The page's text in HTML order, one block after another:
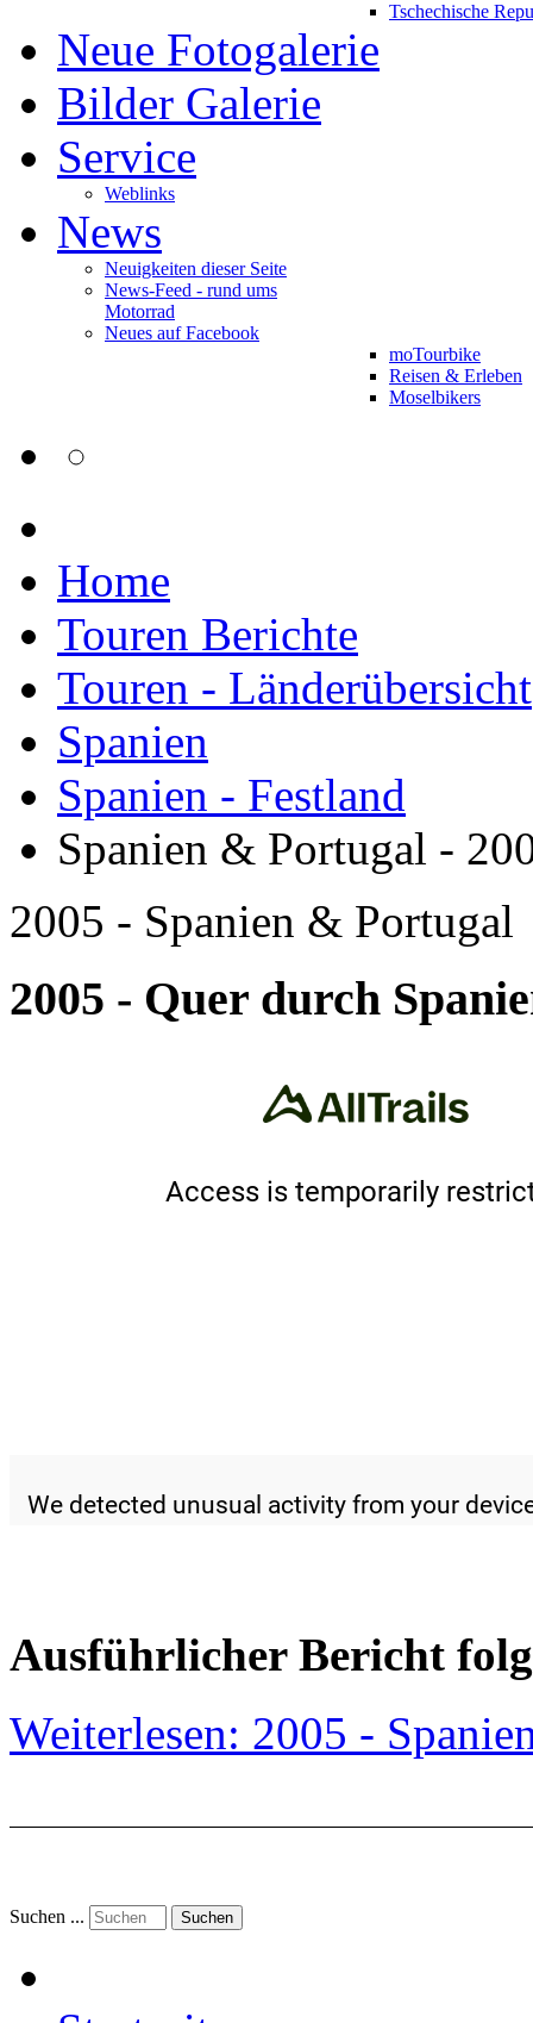
Tschechische
Neue Fotogalerie
Bilder Galerie
Service
Weblinks
News
Neuigkeiten dieser Seite
News-Feed - rund ums
Motorrad
Neues auf Facebook
moTourbike
Reisen & Erleben
Moselbikers
Home
Touren Berichte
Touren - Länderübersicht
Spanien
Spanien - Festland
Spanien & Portugal -
2005 - Spanien & Portugal
2005 - Quer durch
Ausführlicher Bericht
Weiterlesen: 2005 -
Suchen ... Suchen